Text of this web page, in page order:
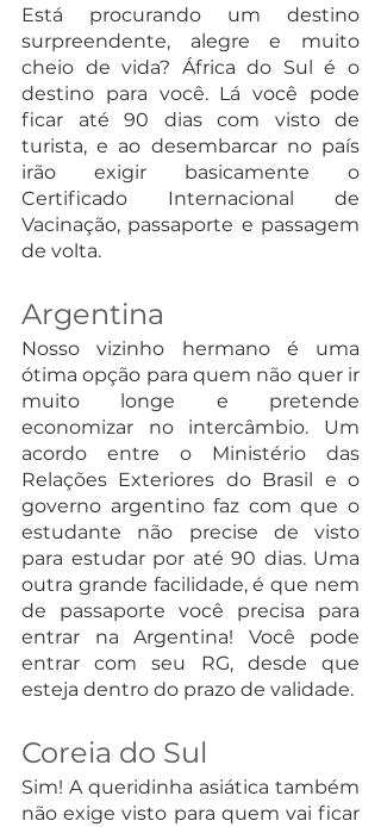
Está procurando um destino
surpreendente, alegre e muito
cheio de vida? África do Sul é o
destino para você. Lá você pode
ficar até 90 dias com visto de
turista, e ao desembarcar no país
irão exigir basicamente o
Certificado Internacional de
Vacinação, passaporte e passagem
de volta.
Argentina
Nosso vizinho hermano é uma
ótima opção para quem não quer ir
muito longe e pretende
economizar no intercâmbio. Um
acordo entre o Ministério das
Relações Exteriores do Brasil e o
governo argentino faz com que o
estudante não precise de visto
para estudar por até 90 dias. Uma
outra grande facilidade, é que nem
de passaporte você precisa para
entrar na Argentina! Você pode
entrar com seu RG, desde que
esteja dentro do prazo de validade.
Coreia do Sul
Sim! A queridinha asiática também
não exige visto para quem vai ficar